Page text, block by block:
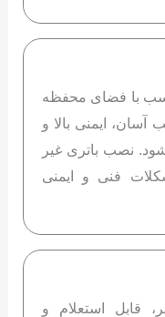
با فضای محفظه
ایمنی بالا و
نصب باتری غیر
فنی و ایمنی
قابل استعلام و